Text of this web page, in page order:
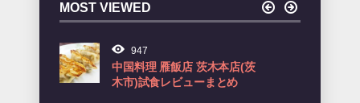
MOST VIEWED
947
中国料理 雁飯店 茨木本店(茨
木市)試食レビューまとめ